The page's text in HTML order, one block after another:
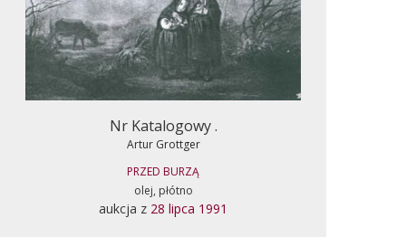
Nr Katalogowy .
Artur Grottger
PRZED BURZĄ
olej, płótno
aukcja z 28 lipca 1991